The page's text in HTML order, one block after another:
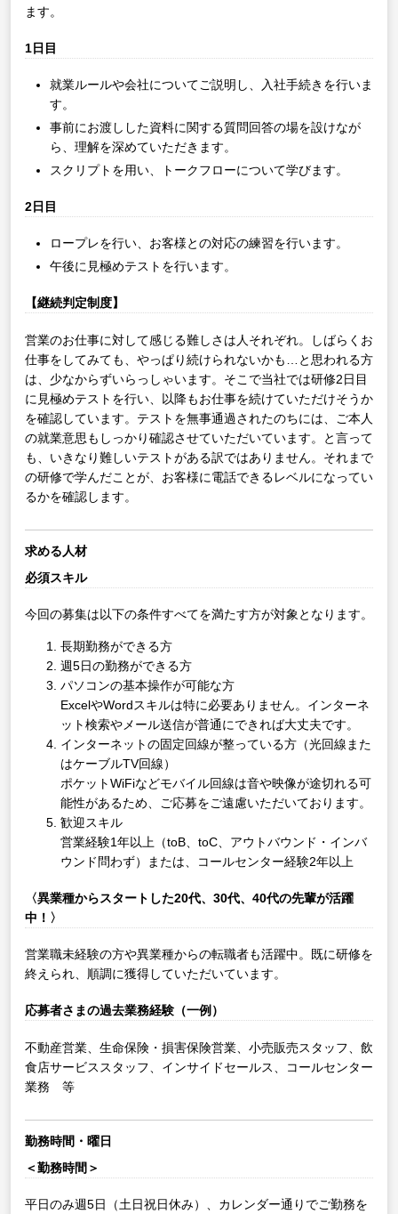
ます。
1日目
就業ルールや会社についてご説明し、入社手続きを行いま
す。
事前にお渡しした資料に関する質問回答の場を設けなが
ら、理解を深めていただきます。
スクリプトを用い、トークフローについて学びます。
2日目
ロープレを行い、お客様との対応の練習を行います。
午後に見極めテストを行います。
【継続判定制度】
営業のお仕事に対して感じる難しさは人それぞれ。しばらくお
仕事をしてみても、やっぱり続けられないかも…と思われる方
は、少なからずいらっしゃいます。そこで当社では研修2日目
に見極めテストを行い、以降もお仕事を続けていただけそうか
を確認しています。テストを無事通過されたのちには、ご本人
の就業意思もしっかり確認させていただいています。と言って
も、いきなり難しいテストがある訳ではありません。それまで
の研修で学んだことが、お客様に電話できるレベルになってい
るかを確認します。
求める人材
必須スキル
今回の募集は以下の条件すべてを満たす方が対象となります。
長期勤務ができる方
週5日の勤務ができる方
パソコンの基本操作が可能な方
ExcelやWordスキルは特に必要ありません。インターネ
ット検索やメール送信が普通にできれば大丈夫です。
インターネットの固定回線が整っている方（光回線また
はケーブルTV回線）
ポケットWiFiなどモバイル回線は音や映像が途切れる可
能性があるため、ご応募をご遠慮いただいております。
歓迎スキル
営業経験1年以上（toB、toC、アウトバウンド・インバ
ウンド問わず）または、コールセンター経験2年以上
〈異業種からスタートした20代、30代、40代の先輩が活躍
中！〉
営業職未経験の方や異業種からの転職者も活躍中。既に研修を
終えられ、順調に獲得していただいています。
応募者さまの過去業務経験（一例）
不動産営業、生命保険・損害保険営業、小売販売スタッフ、飲
食店サービススタッフ、インサイドセールス、コールセンター
業務 等
勤務時間・曜日
＜勤務時間＞
平日のみ週5日（土日祝日休み）、カレンダー通りでご勤務を